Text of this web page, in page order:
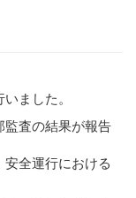
ました。
査の結果が報告
全運行における